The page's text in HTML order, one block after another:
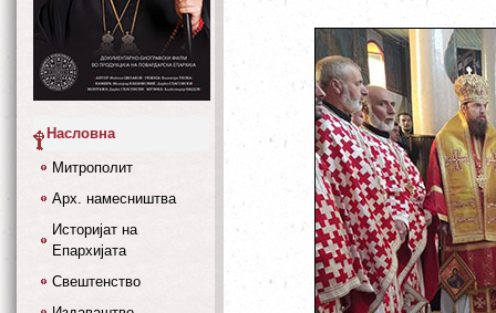
Насловна
Митрополит
Арх. намесништва
Историјат на
Епархијата
Свештенство